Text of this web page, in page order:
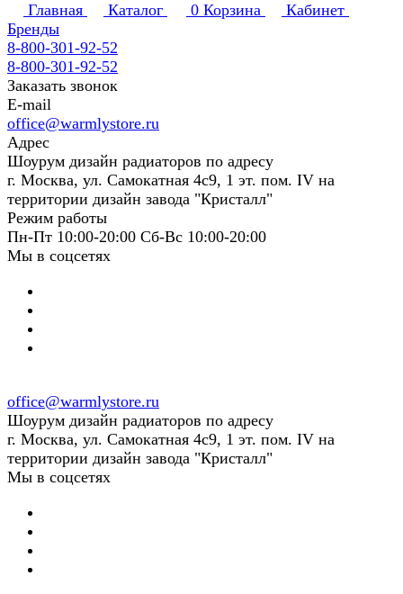
Главная
Каталог 0 Корзина
Кабинет
Бренды
8-800-301-92-52
8-800-301-92-52
Заказать звонок
E-mail
office@warmlystore.ru
Адрес
Шоурум дизайн радиаторов по адресу
г. Москва, ул. Самокатная 4с9, 1 эт. пом. IV на
территории дизайн завода "Кристалл"
Режим работы
Пн-Пт 10:00-20:00 Сб-Вс 10:00-20:00
Мы в соцсетях
office@warmlystore.ru
Шоурум дизайн радиаторов по адресу
г. Москва, ул. Самокатная 4с9, 1 эт. пом. IV на
территории дизайн завода "Кристалл"
Мы в соцсетях